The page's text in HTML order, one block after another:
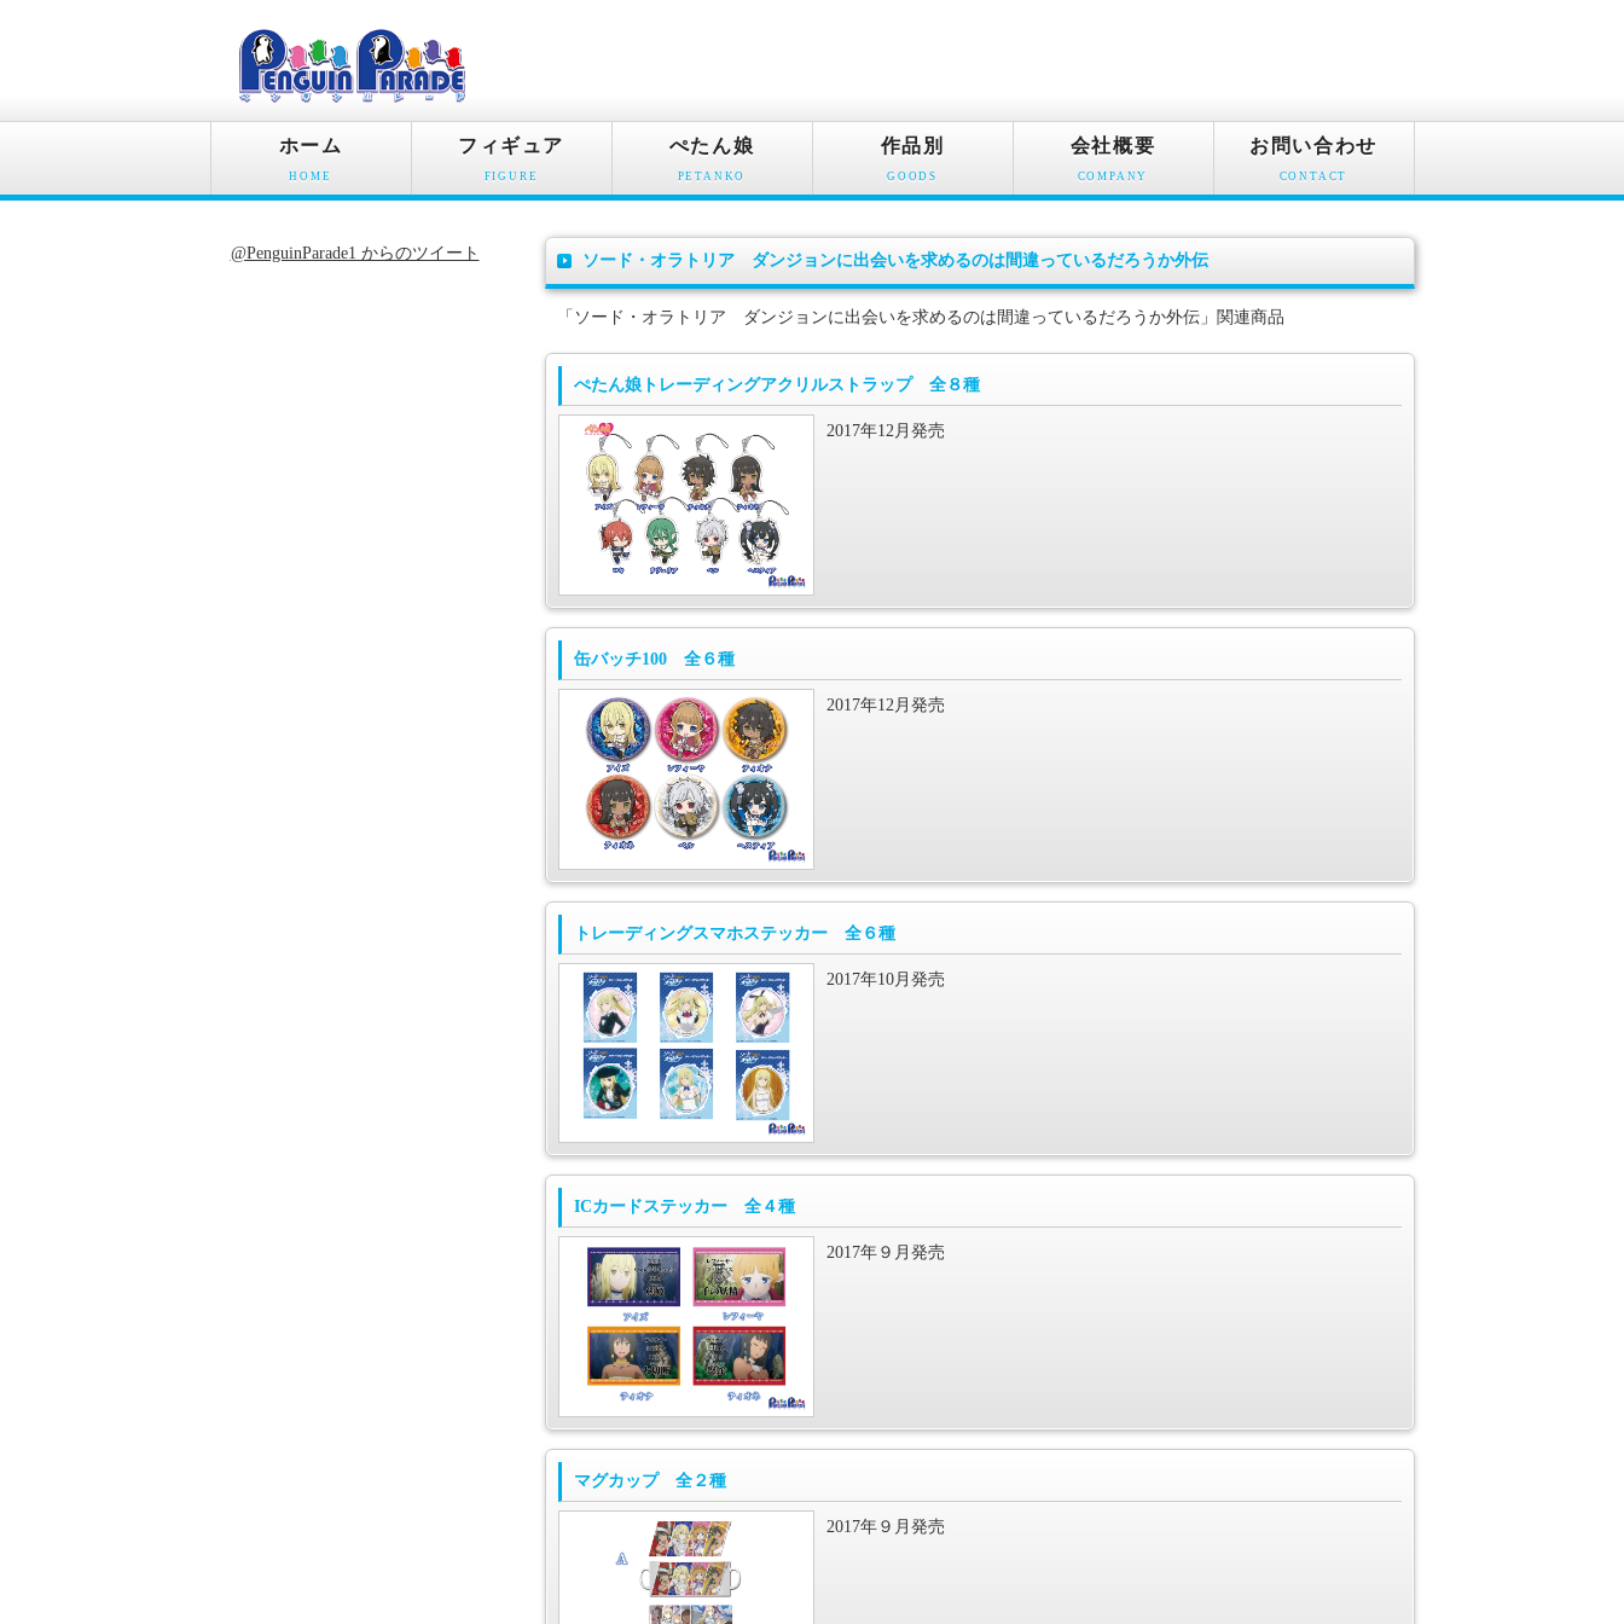
ホーム
HOME
フィギュア
FIGURE
ぺたん娘
PETANKO
作品別
GOODS
会社概要
COMPANY
お問い合わせ
CONTACT
ソード・オラトリア ダンジョンに出会いを求めるのは間違っているだろうか外伝
「ソード・オラトリア ダンジョンに出会いを求めるのは間違っているだろうか外伝」関連商品
ぺたん娘トレーディングアクリルストラップ 全８種
2017年12月発売
缶バッチ100 全６種
2017年12月発売
トレーディングスマホステッカー 全６種
2017年10月発売
ICカードステッカー 全４種
2017年９月発売
マグカップ 全２種
2017年９月発売
@PenguinParade1 からのツイート